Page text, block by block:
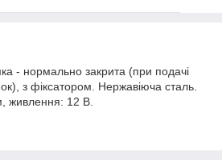
- нормально закрита (при подачі
з фіксатором. Нержавіюча сталь.
живлення: 12 В.